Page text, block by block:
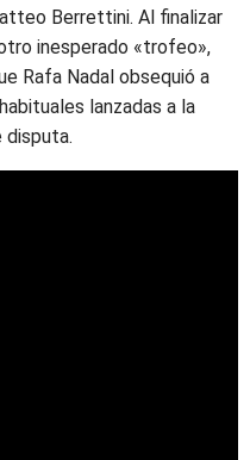
Berrettini. Al finalizar
inesperado «trofeo»,
Rafa Nadal obsequió a
lanzadas a la
disputa.